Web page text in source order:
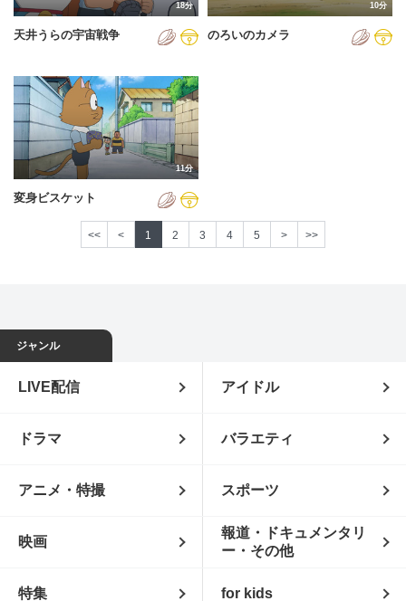
18分
天井うらの宇宙戦争
10分
のろいのカメラ
11分
変身ビスケット
<< < 1 2 3 4 5 > >>
ジャンル
LIVE配信 アイドル
ドラマ バラエティ
アニメ・特撮 スポーツ
映画
報道・ドキュメンタリ
ー・その他
特集 for kids